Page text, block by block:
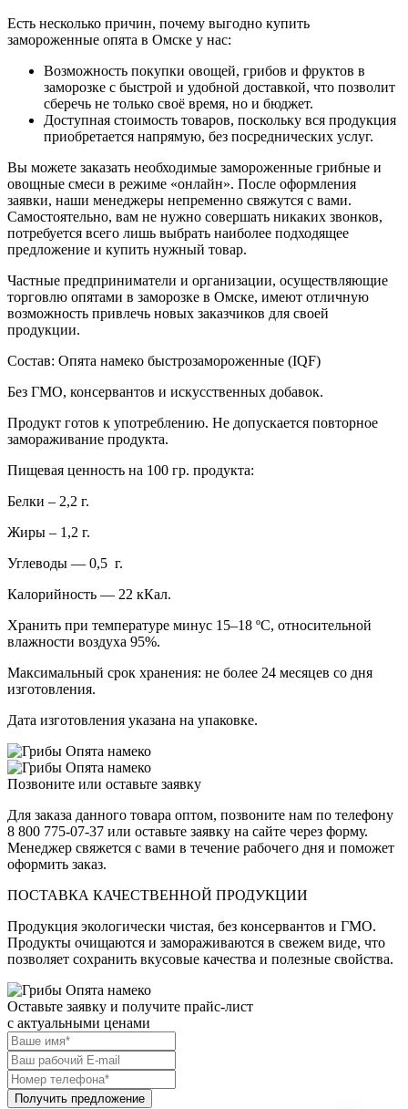
Есть несколько причин, почему выгодно купить
замороженные опята в Омске у нас:
Возможность покупки овощей, грибов и фруктов в
заморозке с быстрой и удобной доставкой, что позволит
сберечь не только своё время, но и бюджет.
Доступная стоимость товаров, поскольку вся продукция
приобретается напрямую, без посреднических услуг.
Вы можете заказать необходимые замороженные грибные и
овощные смеси в режиме «онлайн». После оформления
заявки, наши менеджеры непременно свяжутся с вами.
Самостоятельно, вам не нужно совершать никаких звонков,
потребуется всего лишь выбрать наиболее подходящее
предложение и купить нужный товар.
Частные предприниматели и организации, осуществляющие
торговлю опятами в заморозке в Омске, имеют отличную
возможность привлечь новых заказчиков для своей
продукции.
Состав: Опята намеко быстрозамороженные (IQF)
Без ГМО, консервантов и искусственных добавок.
Продукт готов к употреблению. Не допускается повторное
замораживание продукта.
Пищевая ценность на 100 гр. продукта:
Белки – 2,2 г.
Жиры – 1,2 г.
Углеводы — 0,5 г.
Калорийность — 22 кКал.
Хранить при температуре минус 15–18 ºС, относительной
влажности воздуха 95%.
Максимальный срок хранения: не более 24 месяцев со дня
изготовления.
Дата изготовления указана на упаковке.
Позвоните или оставьте заявку
Для заказа данного товара оптом, позвоните нам по телефону
8 800 775-07-37 или оставьте заявку на сайте через форму.
Менеджер свяжется с вами в течение рабочего дня и поможет
оформить заказ.
ПОСТАВКА КАЧЕСТВЕННОЙ ПРОДУКЦИИ
Продукция экологически чистая, без консервантов и ГМО.
Продукты очищаются и замораживаются в свежем виде, что
позволяет сохранить вкусовые качества и полезные свойства.
Оставьте заявку и получите прайс-лист
c актуальными ценами